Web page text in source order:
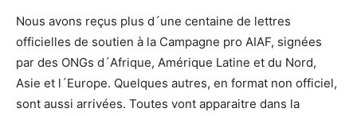
Nous avons reçus plus d´une centaine de lettres
officielles de soutien à la Campagne pro AIAF, signées
par des ONGs d´Afrique, Amérique Latine et du Nord,
Asie et l´Europe. Quelques autres, en format non officiel,
sont aussi arrivées. Toutes vont apparaitre dans la